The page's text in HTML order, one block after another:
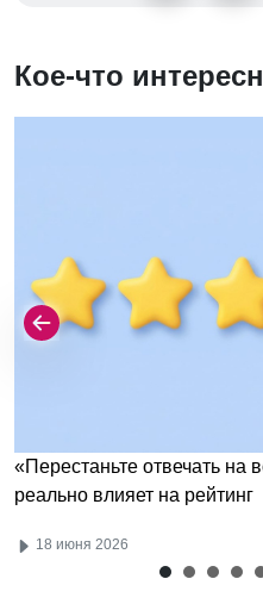
Кое-что
«Перестаньте отвечать на
реально влияет на рейтинг
18 июня 2026